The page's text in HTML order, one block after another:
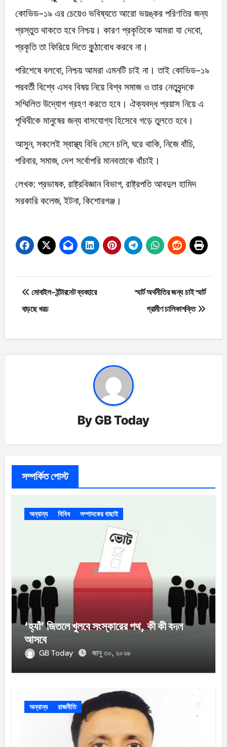
কোভিড-১৯ এর চেয়েও ভবিষ্যতে আরো ভয়ঙ্কর পরিণতির জন্য
প্রস্তুত থাকতে হবে নিশ্চয়। কারণ প্রকৃতিকে আমরা যা দেবো,
প্রকৃতি তা ফিরিয়ে দিতে কুন্ঠাবোধ করবে না।
পরিশেষে বলবো, নিশ্চয় আমরা এমনটি চাই না। তাই কোভিড-১৯
পরবর্তী বিশ্বে এসব বিষয় নিয়ে বিশ্ব সমাজ ও তার নেতৃবৃন্দকে
সম্মিলিত উদ্যোগ গ্রহণ করতে হবে। ঐক্যবদ্ধ প্রয়াস নিয়ে এ
পৃথিবীকে মানুষের জন্য বাসযোগ্য হিসেবে গড়ে তুলতে হবে।
আসুন, সকলেই স্বাস্থ্য বিধি মেনে চলি, ঘরে থাকি, নিজে বাঁচি,
পরিবার, সমাজ, দেশ সর্বোপরি মানবতাকে বাঁচাই।
লেখক: প্রভাষক, রাষ্ট্রবিজ্ঞান বিভাগ, রাষ্ট্রপতি আবদুল হামিদ
সরকারি কলেজ, ইটনা, কিশোরগঞ্জ।
Post
navigation
মোবাইল-ইন্টারনেট ব্যবহারে
বাড়ছে খরচ
স্মার্ট অর্থনীতির জন্য চাই স্মার্ট
গ্রামীণ চালিকাশক্তি
ByGB Today
সম্পর্কিত পোস্ট
অন্যান্য বিবিধ সম্পাদকের বাছাই
‘হ্যাঁ’ জিতলে খুলবে সংস্কারের পথ, কী কী বদল
আসবে
GB Today জানু ৩০, ২০২৬
অন্যান্য রাজনীতি